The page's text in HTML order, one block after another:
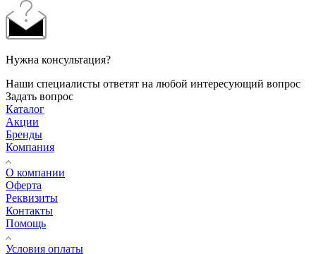
Нужна консультация?
Наши специалисты ответят на любой интересующий вопрос
Задать вопрос
Каталог
Акции
Бренды
Компания
О компании
Оферта
Реквизиты
Контакты
Помощь
Условия оплаты